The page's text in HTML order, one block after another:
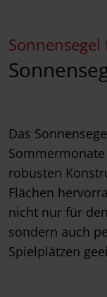
Das
robusten
Flächen
nicht nur für
sondern auch
Spielplätzen